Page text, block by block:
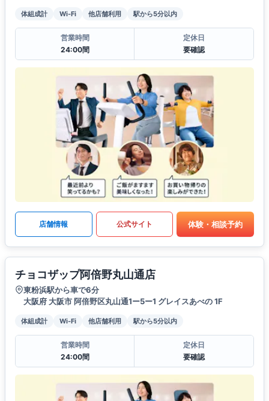
体組成計 Wi-Fi 他店舗利用 駅から5分以内
営業時間
24:00間
定休日
要確認
店舗情報 公式サイト 体験・相談予約
チョコザップ阿倍野丸山通店
東粉浜駅から車で6分
大阪府 大阪市 阿倍野区丸山通1ー5ー1 グレイスあべの 1F
体組成計 Wi-Fi 他店舗利用 駅から5分以内
営業時間
24:00間
定休日
要確認